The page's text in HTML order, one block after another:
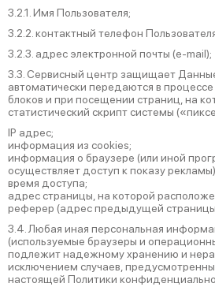
3.2.1. Имя Пользователя;
3.2.2. контактный телефон
3.2.3. адрес электронной почты (e-mail);
3.3. Сервисный центр защищает
автоматически передаются в
блоков и при посещении страниц, на
статистический скрипт системы
IP адрес;
информация из cookies;
информация о браузере (или иной
осуществляет доступ к показу
время доступа;
адрес страницы, на которой
реферер (адрес предыдущей
3.4. Любая иная персональная
(используемые браузеры и
подлежит надежному хранению и
исключением случаев,
настоящей Политики